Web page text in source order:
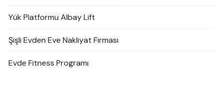
Yük Platformu Albay Lift
Şişli Evden Eve Nakliyat Firması
Evde Fitness Programı